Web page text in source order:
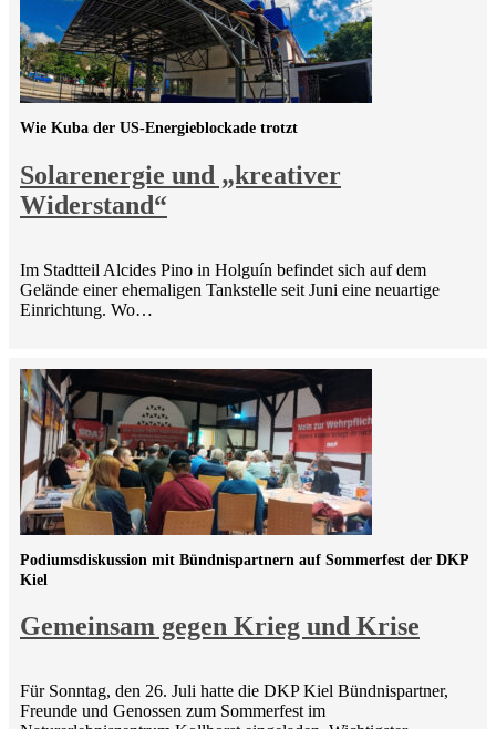
Solarenergie und „kreativer
Widerstand“
Wie Kuba der US-Energieblockade trotzt
Im Stadtteil Alcides Pino in Holguín befindet sich auf dem
Gelände einer ehemaligen Tankstelle seit Juni eine neuartige
Einrichtung. Wo…
Gemeinsam gegen Krieg und Krise
Podiumsdiskussion mit Bündnispartnern auf Sommerfest der DKP
Kiel
Für Sonntag, den 26. Juli hatte die DKP Kiel Bündnispartner,
Freunde und Genossen zum Sommerfest im